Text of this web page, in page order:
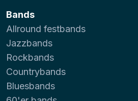
Bands
Allround festbands
Jazzbands
Rockbands
Countrybands
Bluesbands